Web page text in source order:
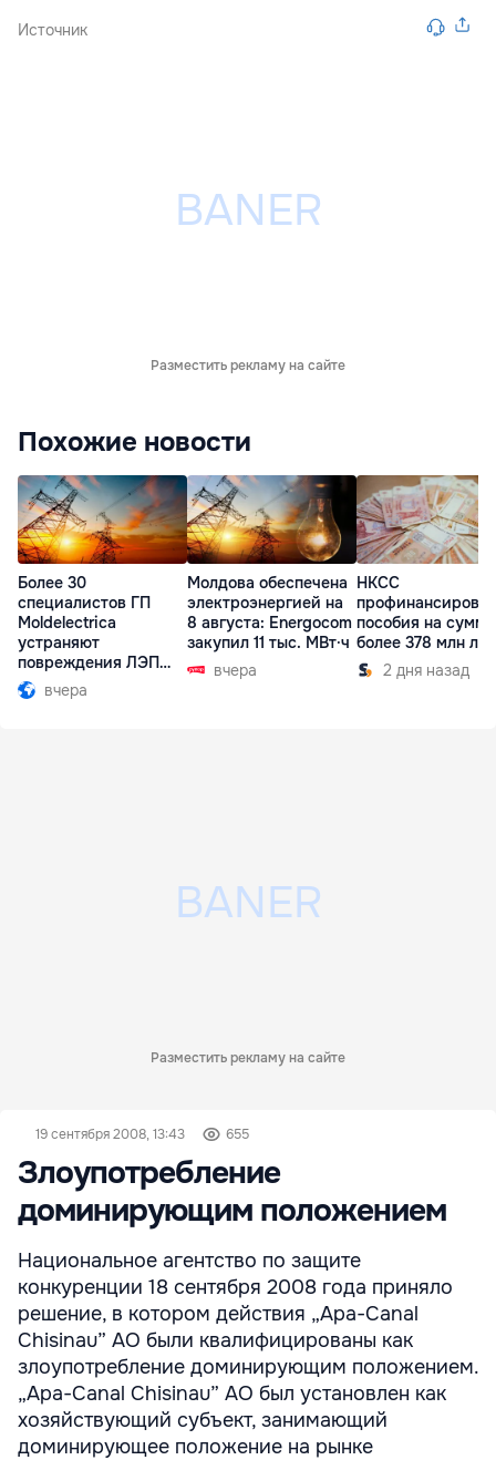
Источник
Разместить рекламу на сайте
Похожие новости
Более 30
специалистов ГП
Moldelectrica
устраняют
повреждения ЛЭП
Бельцы-Днестровск
вчера
Молдова обеспечена
электроэнергией на
8 августа: Energocom
закупил 11 тыс. МВт·ч
вчера
НКСС
пособия на сумму
более 378 млн
2 дня назад
Разместить рекламу на сайте
19 сентября 2008, 13:43 655
Злоупотребление
доминирующим положением
Национальное агентство по защите
конкуренции 18 сентября 2008 года приняло
решение, в котором действия „Apa-Canal
Chisinau” АО были квалифицированы как
злоупотребление доминирующим положением.
„Apa-Canal Chisinau” АО был установлен как
хозяйствующий субъект, занимающий
доминирующее положение на рынке